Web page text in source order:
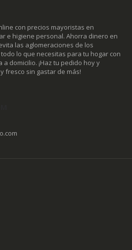
con precios mayoristas en
e higiene personal. Ahorra dinero en
las aglomeraciones de los
lo que necesitas para tu hogar con
domicilio. ¡Haz tu pedido hoy y
fresco sin gastar de más!